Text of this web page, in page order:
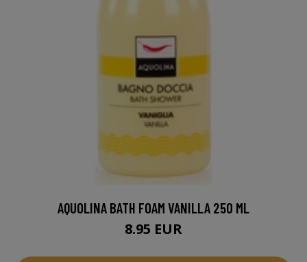
AQUOLINA BATH FOAM VANILLA 250 ML
8.95 EUR